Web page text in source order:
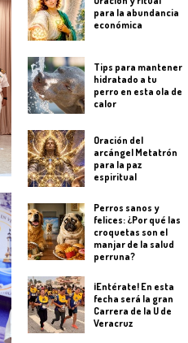
para la abundancia
económica
Tips para mantener
hidratado a tu
perro en esta ola de
calor
Oración del
arcángel Metatrón
para la paz
espiritual
Perros sanos y
felices: ¿Por qué las
croquetas son el
manjar de la salud
perruna?
¡Entérate! En esta
fecha será la gran
Carrera de la U de
Veracruz